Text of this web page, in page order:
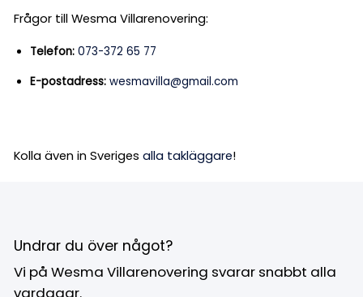
Frågor till Wesma Villarenovering:
Telefon: 073-372 65 77
E-postadress: wesmavilla@gmail.com
Kolla även in Sveriges alla takläggare!
Undrar du över något?
Vi på Wesma Villarenovering svarar snabbt alla
vardagar.